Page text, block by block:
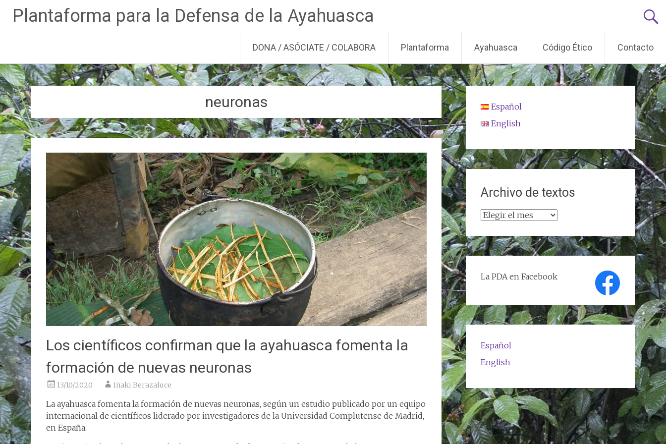
Ir
al
contenido
Plantaforma para la Defensa de la Ayahuasca
DONA / ASÓCIATE / COLABORA Plantaforma Ayahuasca Código Ético Contacto
neuronas
Los científicos confirman que la ayahuasca fomenta la
formación de nuevas neuronas
13/10/2020 Iñaki Berazaluce
La ayahuasca fomenta la formación de nuevas neuronas, según un estudio publicado por un equipo
internacional de científicos liderado por investigadores de la Universidad Complutense de Madrid,
en España.
Español
English
Archivo de textos
Archivo
textos
La PDA en Facebook
Español
English